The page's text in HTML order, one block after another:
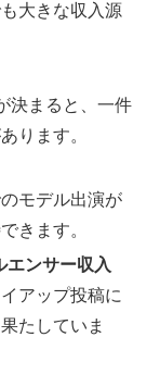
大きな収入源
決まると、一件
ります。
モデル出演が
きます。
ンサー収入
アップ投稿に
たしていま